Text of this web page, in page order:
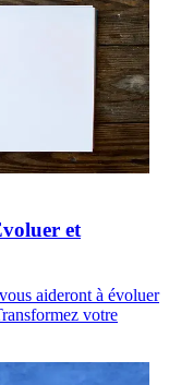
et
aideront à évoluer
votre